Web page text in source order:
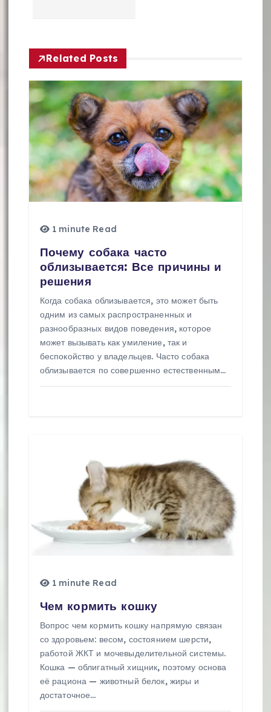
я
п
о
з
а
п
Related Posts
1 minute Read
Почему собака часто
облизывается: Все причины и
решения
Когда собака облизывается, это может быть
одним из самых распространенных и
разнообразных видов поведения, которое
может вызывать как умиление, так и
беспокойство у владельцев. Часто собака
облизывается по совершенно естественным…
1 minute Read
Чем кормить кошку
Вопрос чем кормить кошку напрямую связан
со здоровьем: весом, состоянием шерсти,
работой ЖКТ и мочевыделительной системы.
Кошка — облигатный хищник, поэтому основа
её рациона — животный белок, жиры и
достаточное…